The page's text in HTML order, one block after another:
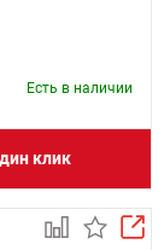
Есть в наличии
клик